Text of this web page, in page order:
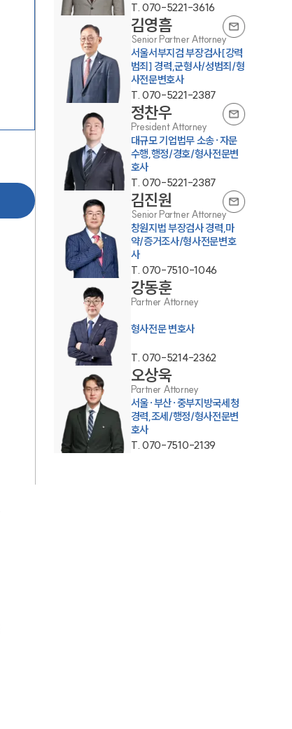
그룹소개
그룹소개
대륜의 강점
오시는 길
글로벌 파트너 로펌
고객의 소리
통합검색
AI대륜
T. 070-5221-3616
김영흠
Senior Partner Attorney
서울서부지검 부장검사[강력
범죄] 경력,군형사/성범죄/형
사전문변호사
T. 070-5221-2387
정찬우
President Attorney
대규모 기업법무 소송·자문
수행,행정/경호/형사전문변
호사
T. 070-5221-2387
김진원
Senior Partner Attorney
창원지법 부장검사 경력,마
약/증거조사/형사전문변호
사
T. 070-7510-1046
강동훈
Partner Attorney
형사전문 변호사
T. 070-5214-2362
오상욱
Partner Attorney
서울·부산·중부지방국세청
경력,조세/행정/형사전문변
호사
T. 070-7510-2139